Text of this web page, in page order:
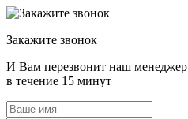
Закажите звонок
И Вам перезвонит наш менеджер
в течение 15 минут